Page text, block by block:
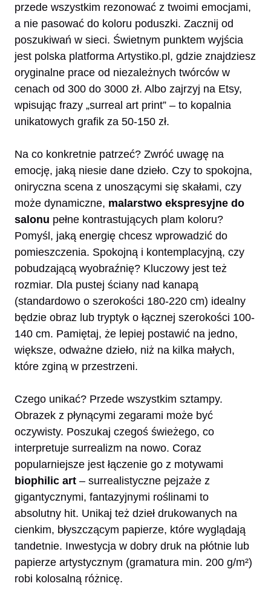
przede wszystkim rezonować z twoimi emocjami,
a nie pasować do koloru poduszki. Zacznij od
poszukiwań w sieci. Świetnym punktem wyjścia
jest polska platforma Artystiko.pl, gdzie znajdziesz
oryginalne prace od niezależnych twórców w
cenach od 300 do 3000 zł. Albo zajrzyj na Etsy,
wpisując frazy „surreal art print” – to kopalnia
unikatowych grafik za 50-150 zł.
Na co konkretnie patrzeć? Zwróć uwagę na
emocję, jaką niesie dane dzieło. Czy to spokojna,
oniryczna scena z unoszącymi się skałami, czy
może dynamiczne, malarstwo ekspresyjne do
salonu pełne kontrastujących plam koloru?
Pomyśl, jaką energię chcesz wprowadzić do
pomieszczenia. Spokojną i kontemplacyjną, czy
pobudzającą wyobraźnię? Kluczowy jest też
rozmiar. Dla pustej ściany nad kanapą
(standardowo o szerokości 180-220 cm) idealny
będzie obraz lub tryptyk o łącznej szerokości 100-
140 cm. Pamiętaj, że lepiej postawić na jedno,
większe, odważne dzieło, niż na kilka małych,
które zginą w przestrzeni.
Czego unikać? Przede wszystkim sztampy.
Obrazek z płynącymi zegarami może być
oczywisty. Poszukaj czegoś świeżego, co
interpretuje surrealizm na nowo. Coraz
popularniejsze jest łączenie go z motywami
biophilic art – surrealistyczne pejzaże z
gigantycznymi, fantazyjnymi roślinami to
absolutny hit. Unikaj też dzieł drukowanych na
cienkim, błyszczącym papierze, które wyglądają
tandetnie. Inwestycja w dobry druk na płótnie lub
papierze artystycznym (gramatura min. 200 g/m²)
robi kolosalną różnicę.